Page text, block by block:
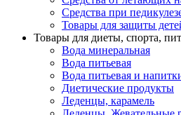
Средства при
Товары для защиты
Товары для диеты, спорта,
Вода минеральная
Вода питьевая
Вода питьевая и
Диетические продукты
Леденцы, карамель